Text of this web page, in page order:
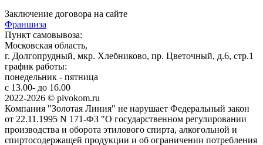
Заключение договора на сайте
Франшиза
Пункт самовывоза:
Московская область,
г. Долгопрудный, мкр. Хлебниково, пр. Цветочный, д.6, стр.1
график работы:
понедельник - пятница
с 13.00- до 16.00
2022-2026 © pivokom.ru
Компания "Золотая Линия" не нарушает Федеральный закон
от 22.11.1995 N 171-ФЗ "О государственном регулировании
производства и оборота этилового спирта, алкогольной и
спиртосодержащей продукции и об ограничении потребления